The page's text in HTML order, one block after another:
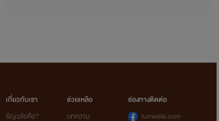
เกี่ยวกับเรา
ธัญวลัยคือ?
ช่วยเหลือ
บทความ
ช่องทางติดต่อ
tunwalai.com